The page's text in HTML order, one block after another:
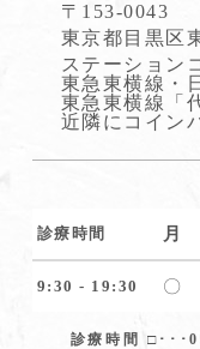
〒153-0043
東京都目黒区
ステーション
東急東横線・
東急東横線「
近隣にコイン
診療時間 月
9:30 - 19:30 〇
診療時間 □･･･